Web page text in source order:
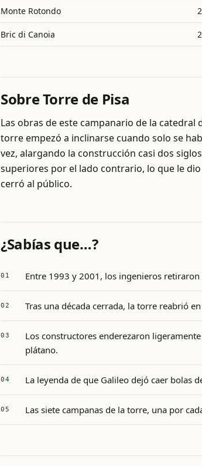
Monte Rotondo
Bric di Canoia
Sobre Torre de Pisa
Las obras de este campanario de la
torre empezó a inclinarse cuando solo se
vez, alargando la construcción casi dos
superiores por el lado contrario, lo que le
cerró al público.
¿Sabías que…?
Entre 1993 y 2001, los ingenieros
Tras una década cerrada, la torre reabrió
Los constructores enderezaron
plátano.
La leyenda de que Galileo dejó caer bolas
Las siete campanas de la torre, una por